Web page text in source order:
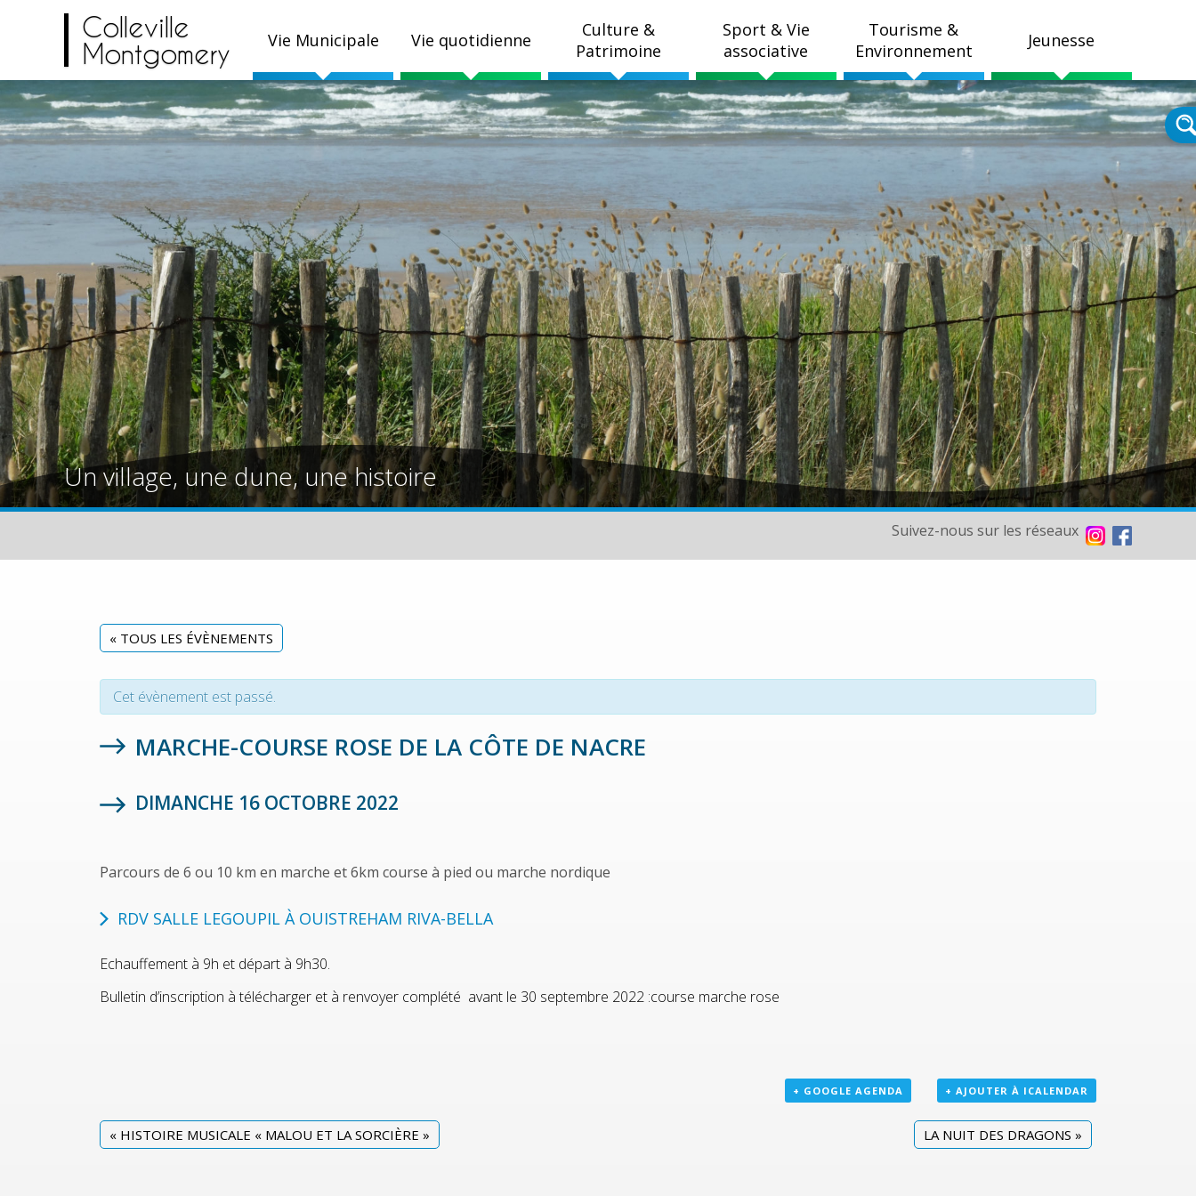
Colleville
Montgomery
Vie Municipale Vie quotidienne
Culture &
Patrimoine
Sport & Vie
associative
Tourisme &
Environnement
Jeunesse
Un village, une dune, une histoire
Suivez-nous sur les réseaux
« TOUS LES ÉVÈNEMENTS
Cet évènement est passé.
MARCHE-COURSE ROSE DE LA CÔTE DE NACRE
DIMANCHE 16 OCTOBRE 2022
Parcours de 6 ou 10 km en marche et 6km course à pied ou marche nordique
RDV SALLE LEGOUPIL À OUISTREHAM RIVA-BELLA
Echauffement à 9h et départ à 9h30.
Bulletin d’inscription à télécharger et à renvoyer complété avant le 30 septembre 2022 :course marche rose
+ GOOGLE AGENDA + AJOUTER À ICALENDAR
« HISTOIRE MUSICALE « MALOU ET LA SORCIÈRE » LA NUIT DES DRAGONS »